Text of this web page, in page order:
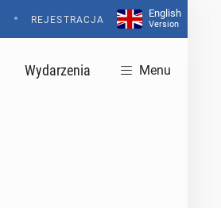
• REJESTRACJA
English
Version
Wydarzenia Menu